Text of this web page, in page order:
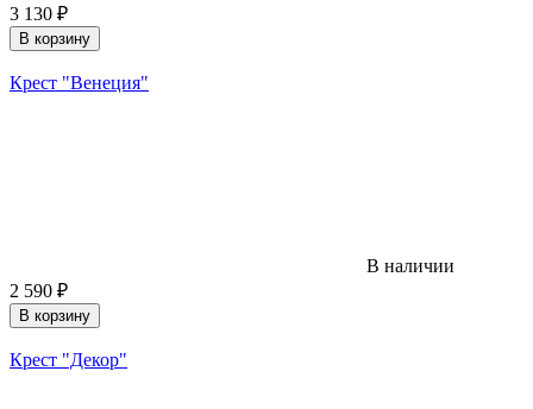
3 130 ₽
В корзину
Крест "Венеция"
В наличии
2 590 ₽
В корзину
Крест "Декор"